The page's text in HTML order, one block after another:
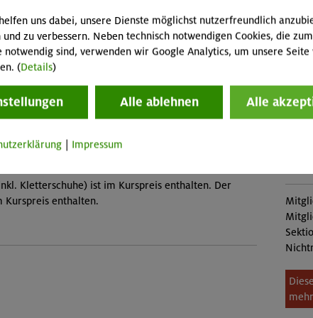
(Gilching)
Kletterschuhe) ist im Kurspreis enthalten. Der
enthalten.
uns dabei, unsere Dienste möglichst nutzerfreundlich
und zu verbessern. Neben technisch notwendigen Cookies, die
notwendig sind, verwenden wir Google Analytics, um unsere
(Details)
Alle ablehnen Alle
| Impressum